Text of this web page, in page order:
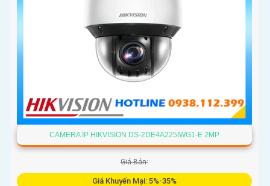
CAMERA IP HIKVISION DS-2DE4A225IWG1-E 2MP
Giá Bán:
Giá Khuyến Mại: 5%-35%